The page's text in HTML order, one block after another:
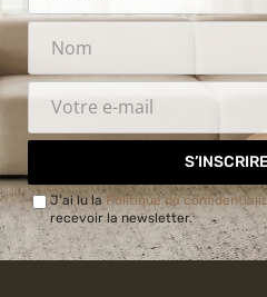
S’INSCRIRE
J'ai lu laPolitique de
recevoir la newsletter.